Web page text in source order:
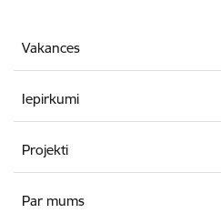
Vakances
Iepirkumi
Projekti
Par mums